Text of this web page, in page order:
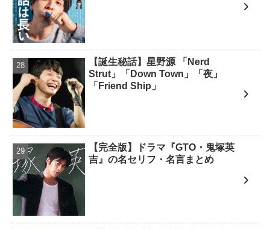
【誕生秘話】星野源 「Nerd
Strut」「Down Town」「夜」
「Friend Ship」
【完全版】ドラマ『GTO・鬼塚英
吉』の名セリフ・名言まとめ